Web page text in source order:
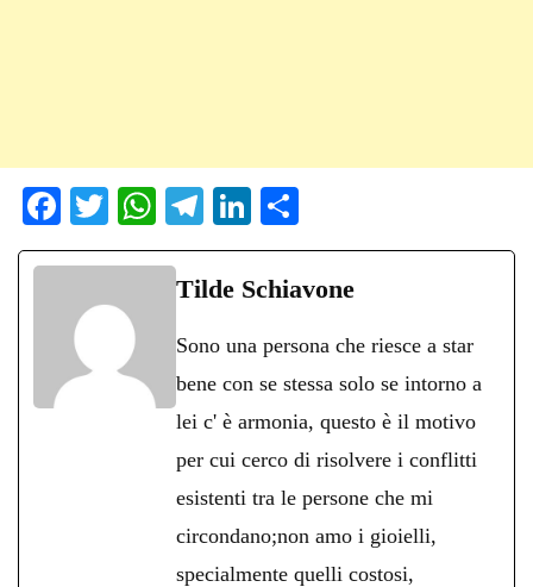
Fa
ce
ok
T
wi
r
W
ha
ts
pp
Te
le
gr
m
Li
nk
ed
on
di
di
Tilde Schiavone
Sono una persona che riesce a star
bene con se stessa solo se intorno a
lei c' è armonia, questo è il motivo
per cui cerco di risolvere i conflitti
esistenti tra le persone che mi
circondano;non amo i gioielli,
specialmente quelli costosi,